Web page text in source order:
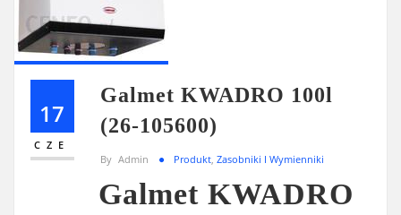
17
CZE
Galmet KWADRO 100l
(26-105600)
By Admin Produkt Zasobniki I Wymienniki
Galmet KWADRO